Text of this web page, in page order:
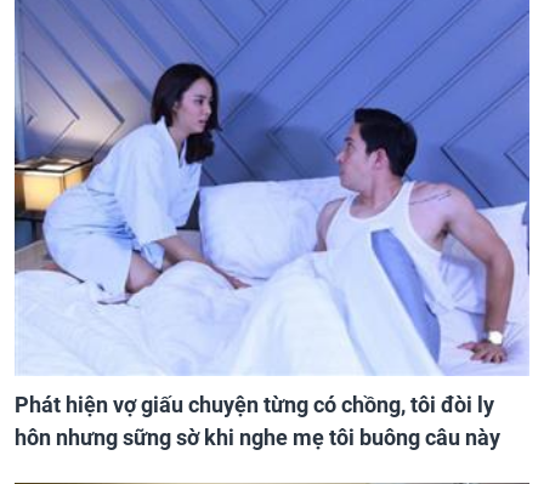
Phát hiện vợ giấu chuyện từng có chồng, tôi đòi ly
hôn nhưng sững sờ khi nghe mẹ tôi buông câu này